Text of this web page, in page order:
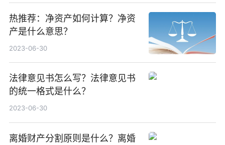
热推荐：净资产如何计算？净资
产是什么意思？
2023-06-30
法律意见书怎么写？法律意见书
的统一格式是什么？
2023-06-30
离婚财产分割原则是什么？离婚